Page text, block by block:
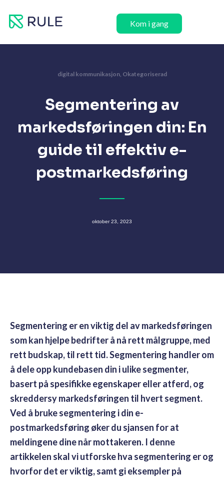
rett
Kom i gang
digital kommunikasjon, Okategoriserad
Segmentering av
markedsføringen din: En
guide til effektiv e-
postmarkedsføring
oktober 23, 2023
Segmentering er en viktig del av markedsføringen
som kan hjelpe bedrifter å nå rett målgruppe, med
rett budskap, til rett tid. Segmentering handler om
å dele opp kundebasen din i ulike segmenter,
basert på spesifikke egenskaper eller atferd, og
skreddersy markedsføringen til hvert segment.
Ved å bruke segmentering i din e-
postmarkedsføring øker du sjansen for at
meldingene dine når mottakeren. I denne
artikkelen skal vi utforske hva segmentering er og
hvorfor det er viktig, samt gi eksempler på